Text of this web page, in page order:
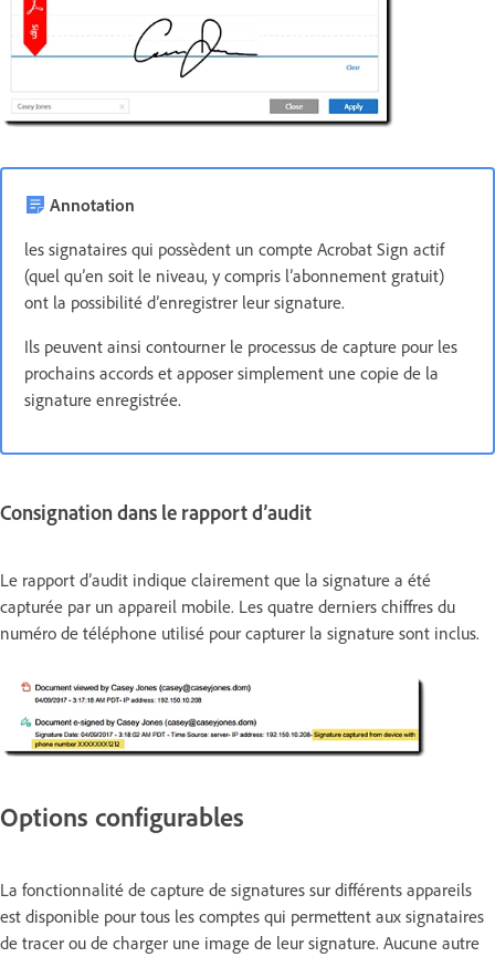
Annotation
les signataires qui possèdent un compte Acrobat Sign actif
(quel qu’en soit le niveau, y compris l’abonnement gratuit)
ont la possibilité d’enregistrer leur signature.
Ils peuvent ainsi contourner le processus de capture pour les
prochains accords et apposer simplement une copie de la
signature enregistrée.
Consignation dans le rapport d’audit
Le rapport d’audit indique clairement que la signature a été
capturée par un appareil mobile. Les quatre derniers chiffres du
numéro de téléphone utilisé pour capturer la signature sont inclus.
Options configurables
La fonctionnalité de capture de signatures sur différents appareils
est disponible pour tous les comptes qui permettent aux signataires
de tracer ou de charger une image de leur signature. Aucune autre